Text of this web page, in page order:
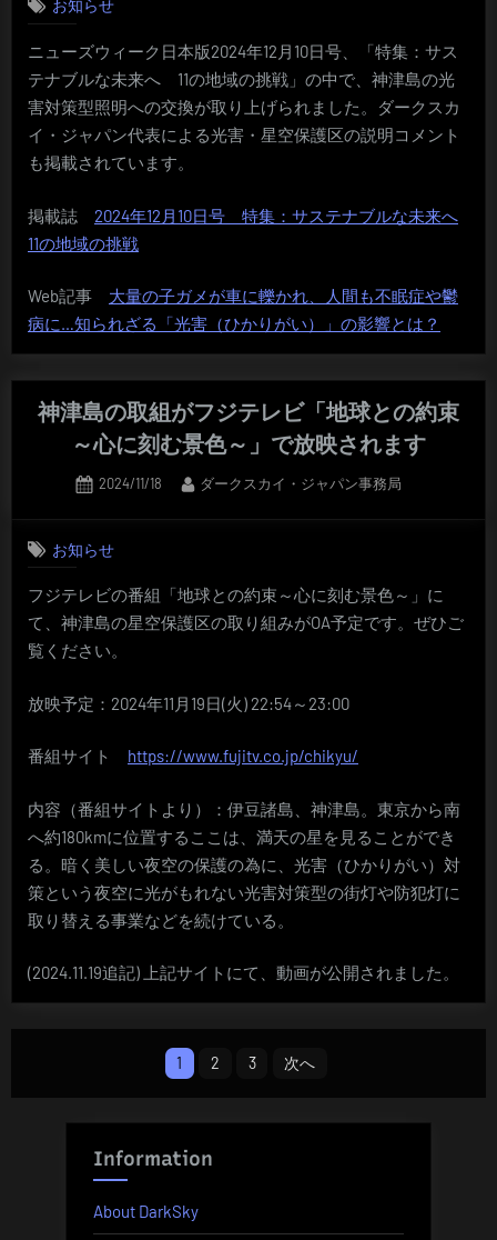
お知らせ
ニューズウィーク日本版2024年12月10日号、「特集：サス
テナブルな未来へ 11の地域の挑戦」の中で、神津島の光
害対策型照明への交換が取り上げられました。ダークスカ
イ・ジャパン代表による光害・星空保護区の説明コメント
も掲載されています。
掲載誌 2024年12月10日号 特集：サステナブルな未来へ
11の地域の挑戦
Web記事 大量の子ガメが車に轢かれ、人間も不眠症や鬱
病に…知られざる「光害（ひかりがい）」の影響とは？
神津島の取組がフジテレビ「地球との約束
～心に刻む景色～」で放映されます
Posted
2024/11/18 By
ダークスカイ・ジャパン事務局
お知らせ
フジテレビの番組「地球との約束～心に刻む景色～」に
て、神津島の星空保護区の取り組みがOA予定です。ぜひご
覧ください。
放映予定：2024年11月19日(火) 22:54～23:00
番組サイト https://www.fujitv.co.jp/chikyu/
内容（番組サイトより）：伊豆諸島、神津島。東京から南
へ約180kmに位置するここは、満天の星を見ることができ
る。暗く美しい夜空の保護の為に、光害（ひかりがい）対
策という夜空に光がもれない光害対策型の街灯や防犯灯に
取り替える事業などを続けている。
(2024.11.19追記) 上記サイトにて、動画が公開されました。
1 2 3 次へ
Information
About DarkSky